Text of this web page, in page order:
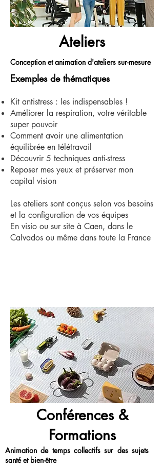
Ateliers
Conception et animation d'ateliers sur-mesure
Exemples de thématiques
Kit antistress : les indispensables !
Améliorer la respiration, votre véritable
super pouvoir
Comment avoir une alimentation
équilibrée en télétravail
Découvrir 5 techniques anti-stress
Reposer mes yeux et préserver mon
capital vision
Les ateliers sont conçus selon vos besoins
et la configuration de vos équipes
En visio ou sur site à Caen, dans le
Calvados ou même dans toute la France
Conférences &
Formations
Animation de temps collectifs sur des sujets
santé et bien-être